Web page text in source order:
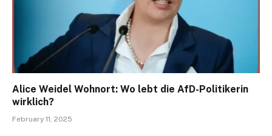
Alice Weidel Wohnort: Wo lebt die AfD-Politikerin
wirklich?
February 11, 2025